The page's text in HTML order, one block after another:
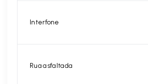
Interfone
Rua asfaltada